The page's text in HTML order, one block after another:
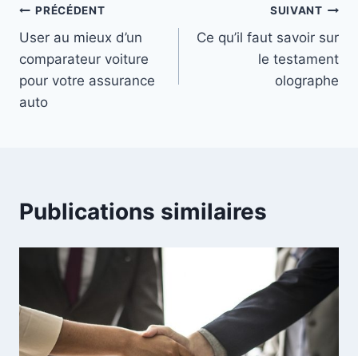
Navigation
de
l’article
PRÉCÉDENT
User au mieux d’un
comparateur voiture
pour votre assurance
auto
SUIVANT
Ce qu’il faut savoir sur
le testament
olographe
Publications similaires